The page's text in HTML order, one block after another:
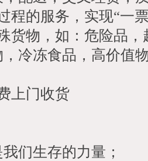
程的服务，实现“一
货物，如：危险品
冷冻食品，高价值
上门收货
们生存的力量；